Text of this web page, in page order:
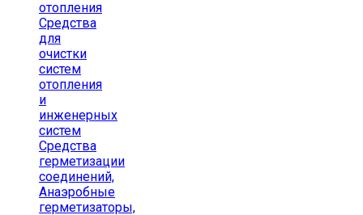
отопления
Средства
для
очистки
систем
отопления
и
инженерных
систем
Средства
герметизации
соединений,
Анаэробные
герметизаторы,